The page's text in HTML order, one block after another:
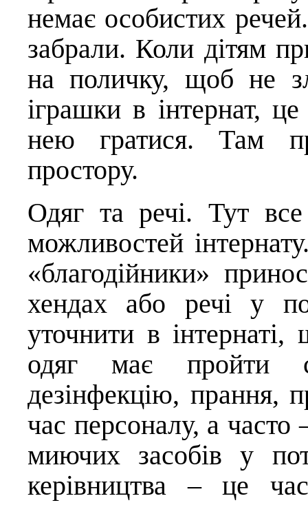
немає особистих
забрали. Коли дітям
на поличку, щоб не
іграшки в інтернат,
нею гратися. Там
простору.
Одяг та речі. Тут все
можливостей
«благодійники»
хендах або речі у
уточнити в
одяг має пройти
дезінфекцію, прання,
час персоналу, а часто
миючих засобів у
керівництва – це